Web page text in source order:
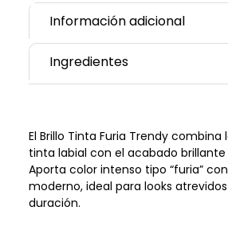
Información adicional
Ingredientes
El Brillo Tinta Furia Trendy
tinta labial con el acabado brillante
Aporta color intenso tipo “furia”
moderno, ideal para looks
duración.